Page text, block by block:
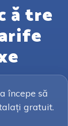
ă tre
începe să
gratuit.